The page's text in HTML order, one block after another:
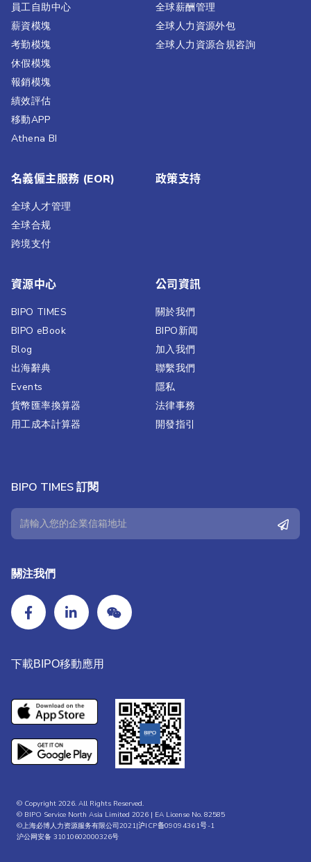
員工自助中心
薪資模塊
考勤模塊
休假模塊
報銷模塊
績效評估​
移動APP
Athena BI
全球薪酬管理
全球人力資源外包
全球人力資源合規咨詢
名義僱主服務 (EOR)
全球人才管理
全球合规
跨境支付
政策支持
資源中心
BIPO TIMES
BIPO eBook
Blog
出海辭典
Events
貨幣匯率換算器
用工成本計算器
公司資訊
關於我們
BIPO新闻​
加入我們
聯繫我們​
隱私
法律事務
開發指引
BIPO TIMES 訂閱
關注我們
下載BIPO移動應用
© Copyright 2026. All Rights Reserved.
© BIPO Service North Asia Limited 2026 | EA License No. 82585
©上海必博人力资源服务有限公司2021|沪ICP备09094361号-1
沪公网安备 31010602000326号